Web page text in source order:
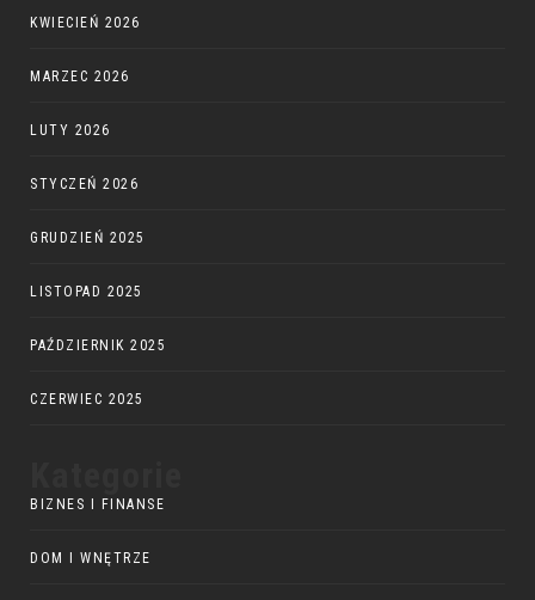
KWIECIEŃ 2026
MARZEC 2026
LUTY 2026
STYCZEŃ 2026
GRUDZIEŃ 2025
LISTOPAD 2025
PAŹDZIERNIK 2025
CZERWIEC 2025
BIZNES I FINANSE
DOM I WNĘTRZE